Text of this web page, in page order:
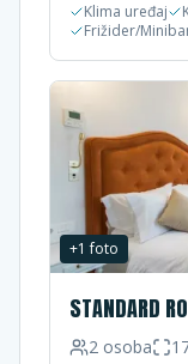
Klima uređaj
Frižider/
+1 foto
STANDARD
2 osoba